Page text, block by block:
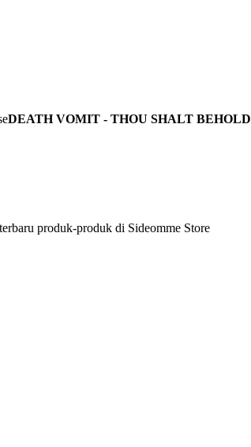
DEATH VOMIT - THOU SHALT BEHOLD
produk-produk di Sideomme Store